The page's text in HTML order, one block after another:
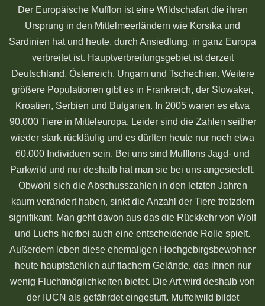
Der Europäische Mufflon ist eine Wildschafart die ihren
Ursprung in den Mittelmeerländern wie Korsika und
Sardinien hat und heute, durch Ansiedlung, in ganz Europa
verbreitet ist. Hauptverbreitungsgebiet ist derzeit
Deutschland, Österreich, Ungarn und Tschechien. Weitere
größere Populationen gibt es in Frankreich, der Slowakei,
Kroatien, Serbien und Bulgarien. In 2005 waren es etwa
90.000 Tiere in Mitteleuropa. Leider sind die Zahlen seither
wieder stark rückläufig und es dürften heute nur noch etwa
60.000 Individuen sein. Bei uns sind Mufflons Jagd- und
Parkwild und nur deshalb hat man sie bei uns angesiedelt.
Obwohl sich die Abschusszahlen in den letzten Jahren
kaum verändert haben, sinkt die Anzahl der Tiere trotzdem
signifikant. Man geht davon aus das die Rückkehr von Wolf
und Luchs hierbei auch eine entscheidende Rolle spielt.
Außerdem leben diese ehemaligen Hochgebirgsbewohner
heute hauptsächlich auf flachem Gelände, das ihnen nur
wenig Fluchtmöglichkeiten bietet. Die Art wird deshalb von
der IUCN als gefährdet eingestuft. Muffelwild bildet